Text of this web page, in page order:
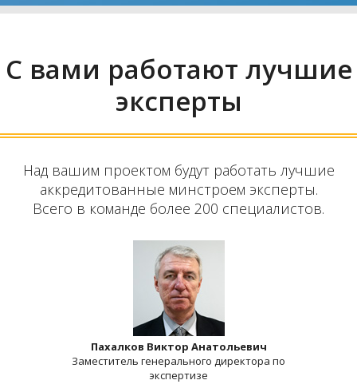
С вами работают лучшие
эксперты
Над вашим проектом будут работать лучшие
аккредитованные минстроем эксперты.
Всего в команде более 200 специалистов.
Пахалков Виктор Анатольевич
Заместитель генерального директора по
экспертизе